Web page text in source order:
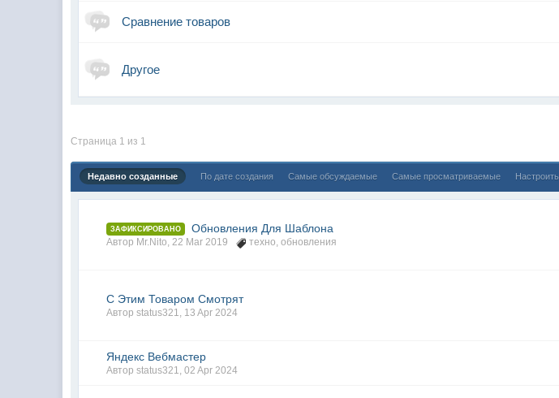
Сравнение товаров
Другое
Страница 1 из 1
Недавно созданные По дате создания Самые обсуждаемые Самые просматриваемые Настроить
ЗАФИКСИРОВАНО Обновления Для Шаблона
Автор Mr.Nito,22 Mar 2019 техно,обновления
С Этим Товаром Смотрят
Авторstatus321, 13 Apr 2024
Яндекс Вебмастер
Авторstatus321,02 Apr 2024